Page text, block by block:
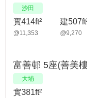
沙田
實414ft²
@11,353
建
@9,270
大埔
富善邨 5座(善美
實381ft²